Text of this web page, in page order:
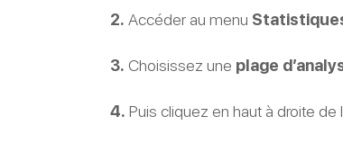
2. Accéder au menu
3. Choisissez une plage
4. Puis cliquez en haut à droite de